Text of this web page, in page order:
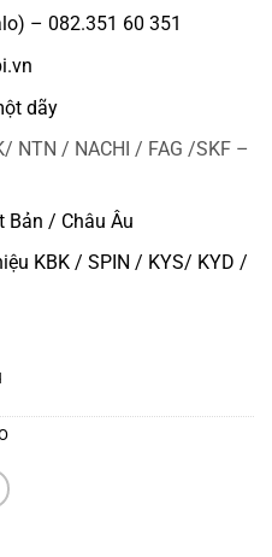
– 082.351 60 351
dãy
NTN / NACHI / FAG /SKF –
/ Châu Âu
KBK / SPIN / KYS/ KYD /